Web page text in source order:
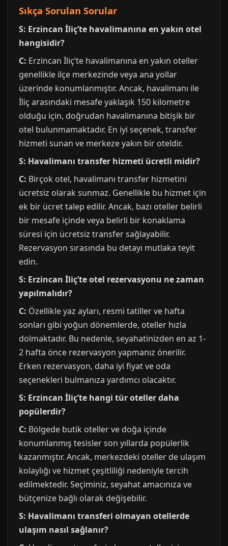
Sıkça Sorulan Sorular
S: Erzincan İliç’te havalimanına en yakın otel
hangisidir?
C: Erzincan İliç’te havalimanına en yakın oteller
genellikle ilçe merkezinde veya ana yollar
üzerinde konumlanmıştır. Ancak, havalimanı ile
İliç arasındaki mesafe yaklaşık 150 kilometre
olduğu için, doğrudan havalimanına bitişik bir
otel bulunmamaktadır. En iyi seçenek, transfer
hizmeti sunan ve merkeze yakın bir oteldir.
S: Havalimanı transfer hizmeti ücretli midir?
C: Birçok otel, havalimanı transfer hizmetini
ücretsiz olarak sunmaz. Genellikle bu hizmet için
ek bir ücret talep edilir. Ancak, bazı oteller belirli
bir mesafe içinde veya belirli bir konaklama
süresi için ücretsiz transfer sağlayabilir.
Rezervasyon sırasında bu detayı mutlaka teyit
edin.
S: Erzincan İliç’te otel rezervasyonu ne zaman
yapılmalıdır?
C: Özellikle yaz ayları, resmi tatiller ve hafta
sonları gibi yoğun dönemlerde, oteller hızla
dolmaktadır. Bu nedenle, seyahatinizden en az 1-
2 hafta önce rezervasyon yapmanız önerilir.
Erken rezervasyon, daha iyi fiyat ve oda
seçenekleri bulmanıza yardımcı olacaktır.
S: Erzincan İliç’te hangi tür oteller daha
popülerdir?
C: Bölgede butik oteller ve doğa içinde
konumlanmış tesisler son yıllarda popülerlik
kazanmıştır. Ancak, merkezdeki oteller de ulaşım
kolaylığı ve hizmet çeşitliliği nedeniyle tercih
edilmektedir. Seçiminiz, seyahat amacınıza ve
bütçenize bağlı olarak değişebilir.
S: Havalimanı transferi olmayan otellerde
ulaşım nasıl sağlanır?